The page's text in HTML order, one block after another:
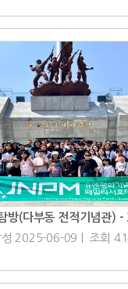
방(다부동 전적기념관) -
성 2025-06-09 | 조회